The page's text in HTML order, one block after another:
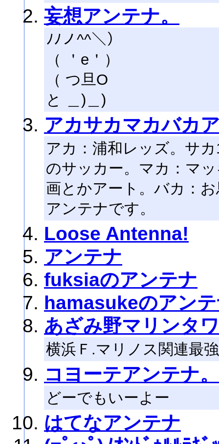
妄想アンテナ。
ﾉﾉノ^^＼）
（ ＇e＇）
（ つ旦O
と ＿)＿)
アカサカマカバカ
アカ：浦和レッズ。サ
のサッカー。マカ：マ
画とかアート。バカ：
アンテナです。
Loose Antenna!
アンテナ
fuksiaのアンテナ
hamasukeのアン
あざみ野マリンタ
横浜Ｆ.マリノス関連最
コヨーテアンテナ。
どーでもいーよー
はてなアンテナ